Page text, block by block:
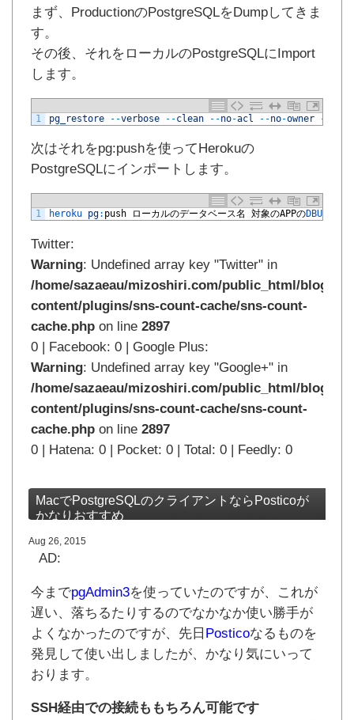
まず、ProductionのPostgreSQLをDumpしてきま
す。
その後、それをローカルのPostgreSQLにImport
します。
1 pg_restore --verbose --clean --no-acl --no-owner -
次はそれをpg:pushを使ってHerokuの
PostgreSQLにインポートします。
1 heroku pg: push ローカルのデータベース名 対象のAPPのDBURL
Twitter:
Warning: Undefined array key "Twitter" in
/home/sazaeau/mizoshiri.com/public_html/
content/plugins/sns-count-cache/sns-count-
cache.php on line 2897
0 | Facebook: 0 | Google Plus:
Warning: Undefined array key "Google+" in
/home/sazaeau/mizoshiri.com/public_html/
content/plugins/sns-count-cache/sns-count-
cache.php on line 2897
0 | Hatena: 0 | Pocket: 0 | Total: 0 | Feedly: 0
MacでPostgreSQLのクライアントならPosticoが
かなりおすすめ
Aug 26, 2015
AD:
今までpgAdmin3を使っていたのですが、これが
遅い、落ちるたりするのでなかなか使い勝手が
よくなかったのですが、先日 Posticoなるものを
発見して使い出しましたが、かなり気にいって
おります。
SSH経由での接続ももちろん可能です